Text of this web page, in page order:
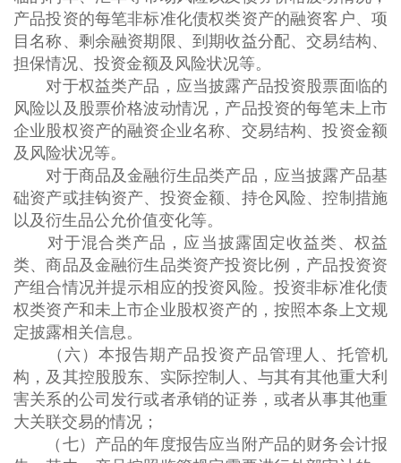
产品投资的每笔非标准化债权类资产的融资客户、项
目名称、剩余融资期限、到期收益分配、交易结构、
担保情况、投资金额及风险状况等。
对于权益类产品，应当披露产品投资股票面临的
风险以及股票价格波动情况，产品投资的每笔未上市
企业股权资产的融资企业名称、交易结构、投资金额
及风险状况等。
对于商品及金融衍生品类产品，应当披露产品基
础资产或挂钩资产、投资金额、持仓风险、控制措施
以及衍生品公允价值变化等。
对于混合类产品，应当披露固定收益类、权益
类、商品及金融衍生品类资产投资比例，产品投资资
产组合情况并提示相应的投资风险。投资非标准化债
权类资产和未上市企业股权资产的，按照本条上文规
定披露相关信息。
（六）本报告期产品投资产品管理人、托管机
构，及其控股股东、实际控制人、与其有其他重大利
害关系的公司发行或者承销的证券，或者从事其他重
大关联交易的情况；
（七）产品的年度报告应当附产品的财务会计报